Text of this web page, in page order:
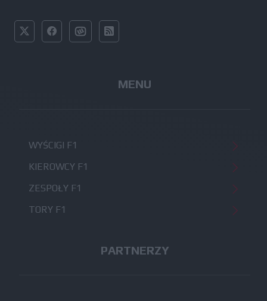
MENU
WYŚCIGI F1
KIEROWCY F1
ZESPOŁY F1
TORY F1
PARTNERZY